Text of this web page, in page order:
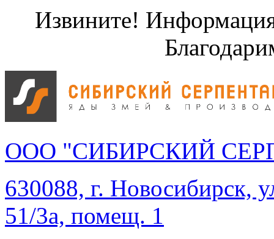
Извините!
ООО "СИБИРСКИЙ
630088, г. Новосибирск,
51/3а, помещ. 1